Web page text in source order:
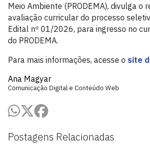
Postagens Relacionadas
Meio Ambiente (PRODEMA), divulga o
avaliação curricular do processo
Edital nº 01/2026, para ingresso no
do PRODEMA.
Para mais informações, acesse o site
Ana Magyar
Comunicação Digital e Conteúdo Web